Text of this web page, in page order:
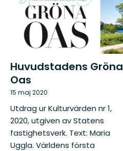
Huvudstadens Gröna
Oas
15 maj 2020
Utdrag ur Kulturvärden nr 1,
2020, utgiven av Statens
fastighetsverk. Text: Maria
Uggla. Världens första